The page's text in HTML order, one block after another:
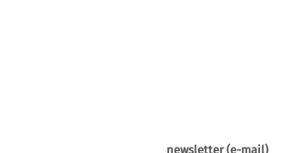
newsletter (e-mail)